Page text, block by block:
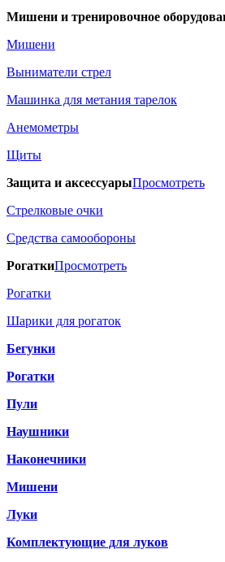
Мишени и тренировочное
Мишени
Выниматели стрел
Машинка для метания тарелок
Анемометры
Щиты
Защита и аксессуарыПросмотреть
Стрелковые очки
Средства самообороны
РогаткиПросмотреть
Рогатки
Шарики для рогаток
Бегунки
Рогатки
Пули
Наушники
Наконечники
Мишени
Луки
Комплектующие для луков